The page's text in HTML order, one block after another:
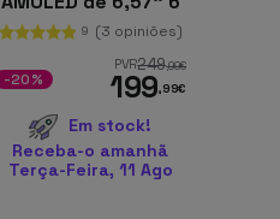
GB de RAM Bateria
de 7000 mAh
9 (3 opiniões)
PVR249,99€
199,99€
-20%
Em stock!
Receba-o amanhã
Terça-Feira, 11 Ago